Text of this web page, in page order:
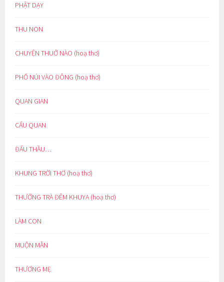
PHẬT DẠY
THU NON
CHUYỆN THUỞ NÀO (hoạ thơ)
PHỐ NÚI VÀO ĐÔNG (hoạ thơ)
QUAN GIAN
CẨU QUAN
ĐẤU THẦU…
KHUNG TRỜI THƠ (hoạ thơ)
THƯỞNG TRÀ ĐÊM KHUYA (hoạ thơ)
LÀM CON
MUỘN MẰN
THƯƠNG MẸ